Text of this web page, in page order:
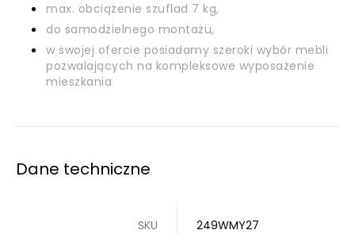
max. obciążenie szuflad 7 kg,
do samodzielnego montażu,
w swojej ofercie posiadamy szeroki wybór mebli
pozwalających na kompleksowe wyposażenie
mieszkania
Dane techniczne
SKU 249WMY27